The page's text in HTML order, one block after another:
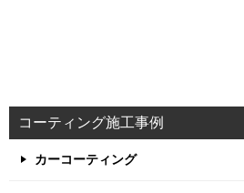
コーティング施工事例
カーコーティング